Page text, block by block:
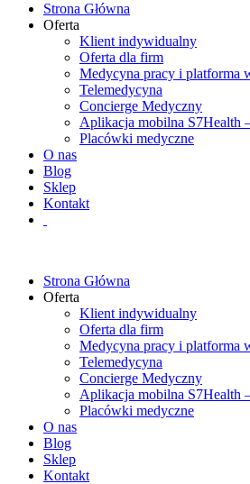
Strona Główna
Oferta
Klient indywidualny
Oferta dla firm
Medycyna pracy i platforma
Telemedycyna
Concierge Medyczny
Aplikacja mobilna S7Health
Placówki medyczne
O nas
Blog
Sklep
Kontakt
Strona Główna
Oferta
Klient indywidualny
Oferta dla firm
Medycyna pracy i platforma
Telemedycyna
Concierge Medyczny
Aplikacja mobilna S7Health
Placówki medyczne
O nas
Blog
Sklep
Kontakt